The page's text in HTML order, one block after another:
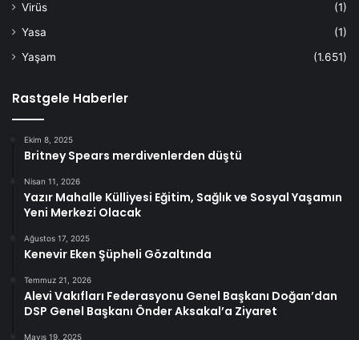
Virüs
(1)
Yasa
(1)
Yaşam
(1.651)
Rastgele Haberler
Ekim 8, 2025
Britney Spears merdivenlerden düştü
Nisan 11, 2026
Yazır Mahalle Külliyesi Eğitim, Sağlık ve Sosyal Yaşamın
Yeni Merkezi Olacak
Ağustos 17, 2025
Kenevir Eken Şüpheli Gözaltında
Temmuz 21, 2026
Alevi Vakıfları Federasyonu Genel Başkanı Doğan’dan
DSP Genel Başkanı Önder Aksakal’a Ziyaret
Mayıs 19, 2025